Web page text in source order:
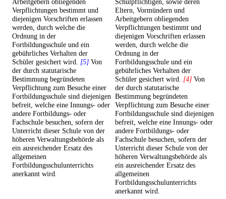
Arbeitgebern obliegenden
Verpflichtungen bestimmt und
diejenigen Vorschriften erlassen
werden, durch welche die
Ordnung in der
Fortbildungsschule und ein
gebührliches Verhalten der
Schüler gesichert wird. [5] Von
der durch statutarische
Bestimmung begründeten
Verpflichtung zum Besuche einer
Fortbildungsschule sind diejenigen
befreit, welche eine Innungs- oder
andere Fortbildungs- oder
Fachschule besuchen, sofern der
Unterricht dieser Schule von der
höheren Verwaltungsbehörde als
ein ausreichender Ersatz des
allgemeinen
Fortbildungsschulunterrichts
anerkannt wird.
Schulpflichtigen, sowie deren
Eltern, Vormündern und
Arbeitgebern obliegenden
Verpflichtungen bestimmt und
diejenigen Vorschriften erlassen
werden, durch welche die
Ordnung in der
Fortbildungsschule und ein
gebührliches Verhalten der
Schüler gesichert wird. [4] Von
der durch statutarische
Bestimmung begründeten
Verpflichtung zum Besuche einer
Fortbildungsschule sind diejenigen
befreit, welche eine Innungs- oder
andere Fortbildungs- oder
Fachschule besuchen, sofern der
Unterricht dieser Schule von der
höheren Verwaltungsbehörde als
ein ausreichender Ersatz des
allgemeinen
Fortbildungsschulunterrichts
anerkannt wird.